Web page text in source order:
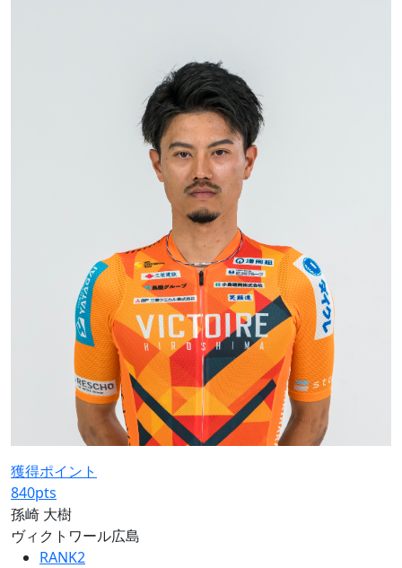
獲得ポイント
840pts
孫崎 大樹
ヴィクトワール広島
RANK2